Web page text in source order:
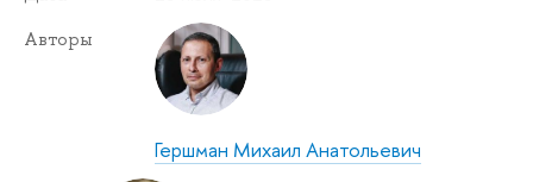
Авторы
Гершман Михаил Анатольевич